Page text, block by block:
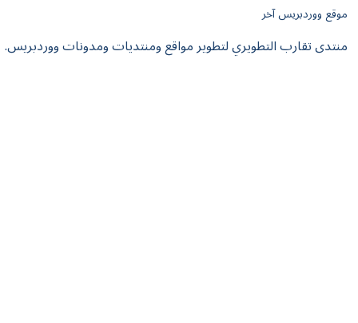
موقع ووردبريس آخر
منتدى تقارب التطويري لتطوير مواقع ومنتديات ومدونات ووردبريس.